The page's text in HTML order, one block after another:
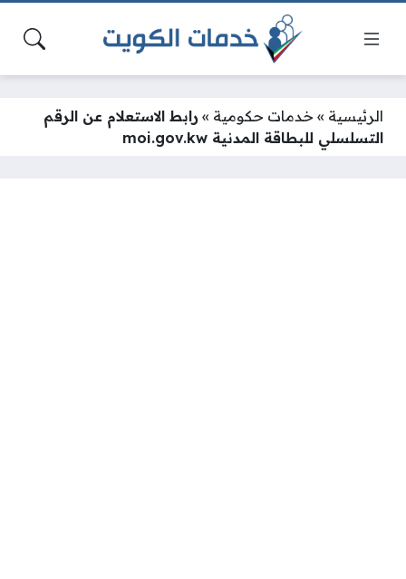
الرئيسية » خدمات حكومية » رابط الاستعلام عن الرقم
التسلسلي للبطاقة المدنية moi.gov.kw